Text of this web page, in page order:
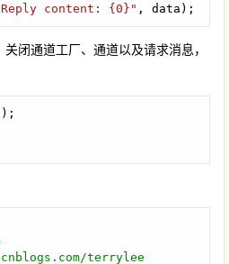
content: {0}" , data);
闭通道工厂、通道以及请求消息，